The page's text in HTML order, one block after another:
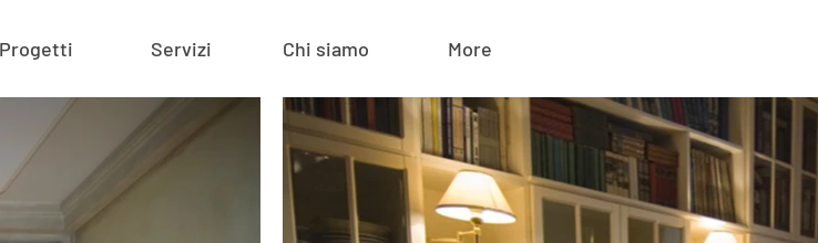
Progetti Servizi Chi siamo More